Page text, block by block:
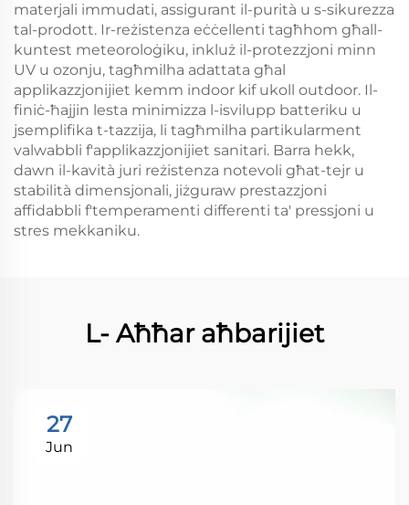
materjali immudati, assigurant il-purità u s-sikurezza
tal-prodott. Ir-reżistenza eċċellenti tagħhom għall-
kuntest meteoroloġiku, inkluż il-protezzjoni minn
UV u ozonju, tagħmilha adattata għal
applikazzjonijiet kemm indoor kif ukoll outdoor. Il-
finiċ-ħajjin lesta minimizza l-isvilupp batteriku u
jsemplifika t-tazzija, li tagħmilha partikularment
valwabbli f'applikazzjonijiet sanitari. Barra hekk,
dawn il-kavità juri reżistenza notevoli għat-tejr u
stabilità dimensjonali, jiżguraw prestazzjoni
affidabbli f'temperamenti differenti ta' pressjoni u
stres mekkaniku.
L- Aħħar aħbarijiet
27
Jun